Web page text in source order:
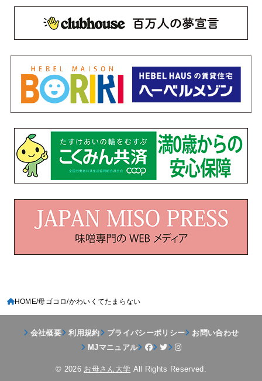
HOME 母ゴコロ かわいくてたまらない
会社概要 利用規約 プライバシーポリシー
お問い合わせ
MJマニュアル
© 2026 お母さん大学 All Rights Reserved.